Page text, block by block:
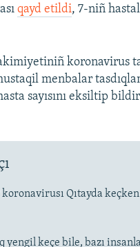
qayd etildi, 7-niñ
koronavirus
menbalar
sayısını eksiltip
Qıtayda
yengil keçe bile, bazı